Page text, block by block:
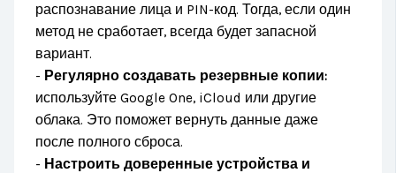
распознавание лица и PIN-код. Тогда, если один
метод не сработает, всегда будет запасной
вариант.
- Регулярно создавать резервные копии:
используйте Google One, iCloud или другие
облака. Это поможет вернуть данные даже
после полного сброса.
- Настроить доверенные устройства и